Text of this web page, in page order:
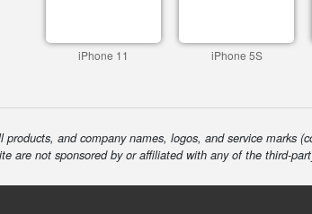
iPhone 11 iPhone 5S
products, and company names, logos, and service marks
are not sponsored by or affiliated with any of the third-